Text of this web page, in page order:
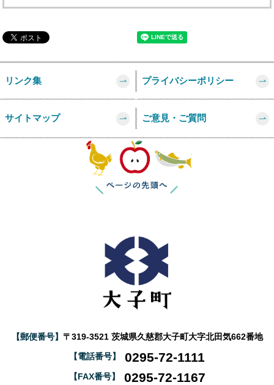
リンク集 プライバシーポリシー
サイトマップ ご意見・ご質問
【郵便番号】 〒319-3521 茨城県久慈郡大子町大字北田気662番地
【電話番号】 0295-72-1111
【FAX番号】 0295-72-1167